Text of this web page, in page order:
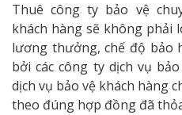
Thuê công ty bảo vệ
khách hàng sẽ không phải
lương thưởng, chế độ bảo
bởi các công ty dịch vụ
dịch vụ bảo vệ khách hàng
theo đúng hợp đồng đã